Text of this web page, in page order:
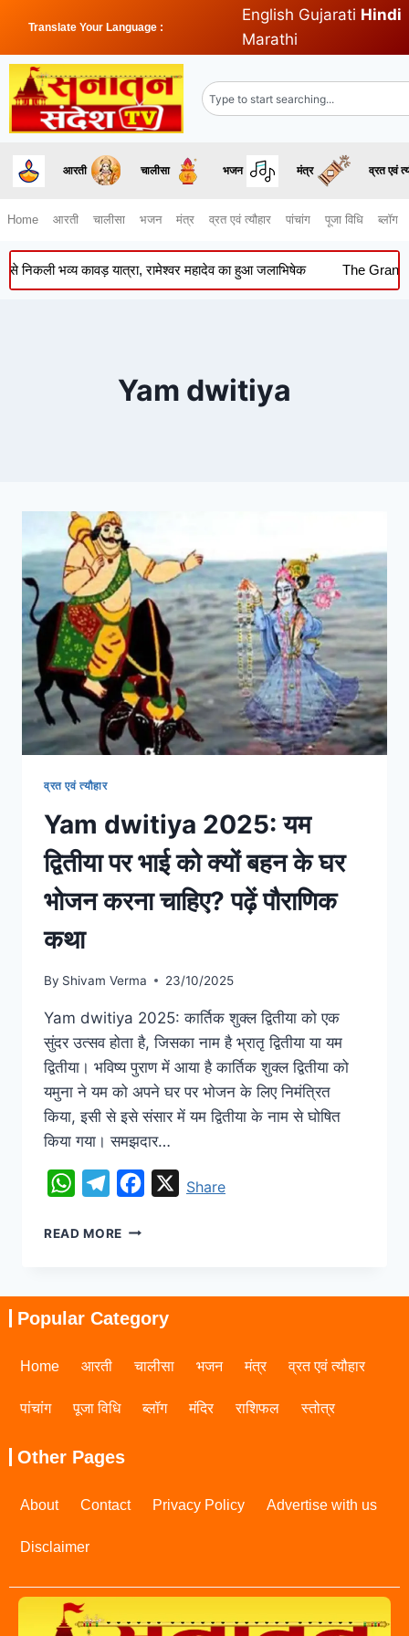
Translate Your Language :
English Gujarati Hindi
Marathi
आरती चालीसा भजन मंत्र व्रत एवं
Home आरती चालीसा भजन मंत्र व्रत एवं त्यौहार पांचांग पूजा विधि ब्लॉग
भव्य कावड़ यात्रा, रामेश्वर महादेव का हुआ जलाभिषेक The Grand
Yam dwitiya
व्रत एवं त्यौहार
Yam dwitiya 2025: यम
द्वितीया पर भाई को क्यों बहन के घर
भोजन करना चाहिए? पढ़ें पौराणिक
कथा
By Shivam Verma 23/10/2025
Yam dwitiya 2025: कार्तिक शुक्ल द्वितीया को एक
सुंदर उत्सव होता है, जिसका नाम है भ्रातृ‌ द्वितीया या यम
द्वितीया। भविष्य पुराण में आया है कार्तिक शुक्ल द्वितीया को
यमुना ने यम को अपने घर पर भोजन के लिए निमंत्रित
किया, इसी से इसे संसार में यम द्वितीया के नाम से घोषित
किया गया। समझदार…
WhatsAppTelegramFacebook
XShare
READ MORE
Popular Category
Home आरती चालीसा भजन मंत्र व्रत एवं त्यौहार
पांचांग पूजा विधि ब्लॉग मंदिर राशिफल स्तोत्र
Other Pages
About Contact Privacy Policy Advertise with us
Disclaimer